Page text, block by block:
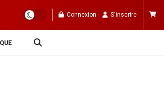
Connexion S'inscrire